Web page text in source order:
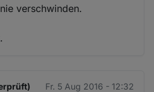
verschwinden.
Fr. 5 Aug 2016 - 12:32